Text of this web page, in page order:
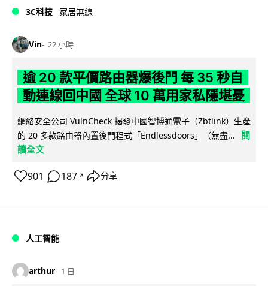
3C科技 家居無線
Vin 22 小時
逾 20 款平價路由器爆後門 每 35 秒自
動連線回中國 全球 10 萬用家私隱堪憂
網絡安全公司 VulnCheck 揭發中國智博通電子（Zbtlink）生產
的 20 多款路由器內置後門程式「Endlessdoors」（無盡...
閱
讀全文
901 187 ↗ 分享
人工智能
arthur 1 日